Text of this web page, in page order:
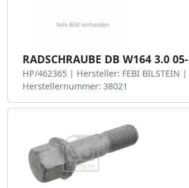
RADSCHRAUBE DB W164 3.0 05-
HP/462365 | Hersteller: FEBI BILSTEIN |
Herstellernummer: 38021